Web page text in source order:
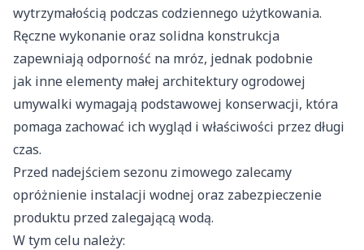
wytrzymałością podczas codziennego użytkowania.
Ręczne wykonanie oraz solidna konstrukcja
zapewniają odporność na mróz, jednak podobnie
jak inne elementy małej architektury ogrodowej
umywalki wymagają podstawowej konserwacji, która
pomaga zachować ich wygląd i właściwości przez długi
czas.
Przed nadejściem sezonu zimowego zalecamy
opróżnienie instalacji wodnej oraz zabezpieczenie
produktu przed zalegającą wodą.
W tym celu należy: